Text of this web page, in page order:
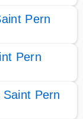
Pern
Pern
Pern